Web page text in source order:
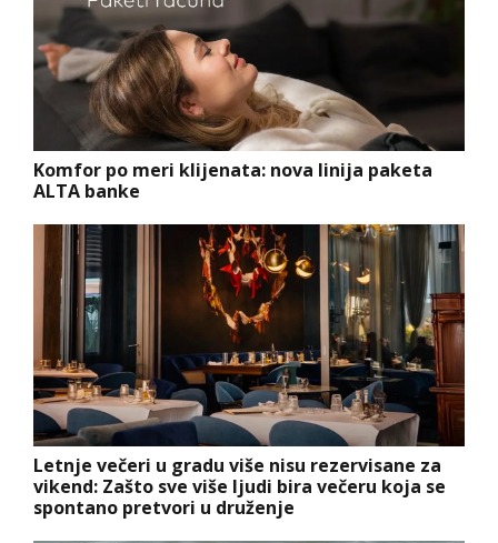
Komfor po meri klijenata: nova linija paketa
ALTA banke
Letnje večeri u gradu više nisu rezervisane za
vikend: Zašto sve više ljudi bira večeru koja se
spontano pretvori u druženje